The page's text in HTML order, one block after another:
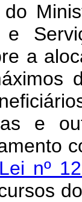
e
a
e
nº